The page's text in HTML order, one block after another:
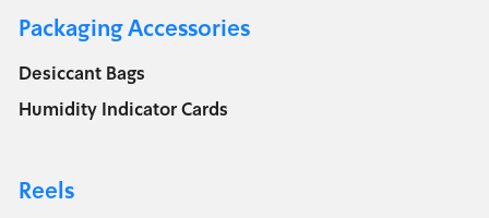
Packaging Accessories
Desiccant Bags
Humidity Indicator Cards
Reels